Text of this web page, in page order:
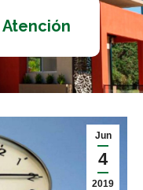
Jun
4
2019